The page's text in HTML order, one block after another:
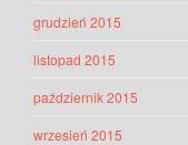
grudzień 2015
listopad 2015
październik 2015
wrzesień 2015